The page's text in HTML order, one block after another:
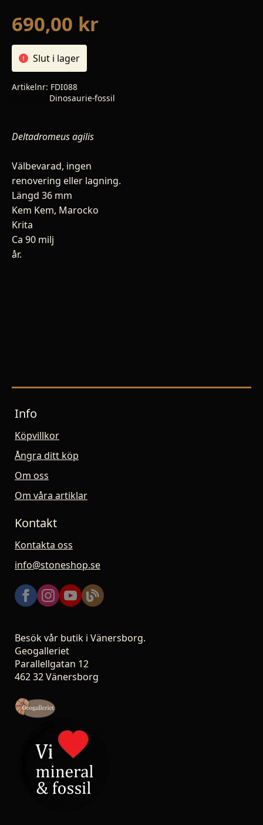
690,00 kr
Slut i lager
Artikelnr: FDI088
Dinosaurie-fossil
Deltadromeus agilis
Välbevarad, ingen
renovering eller lagning.
Längd 36 mm
Kem Kem, Marocko
Krita
Ca 90 milj
år.
Info
Köpvillkor
Ångra ditt köp
Om oss
Om våra artiklar
Kontakt
Kontakta oss
info@stoneshop.se
Besök vår butik i Vänersborg.
Geogalleriet
Parallellgatan 12
462 32 Vänersborg